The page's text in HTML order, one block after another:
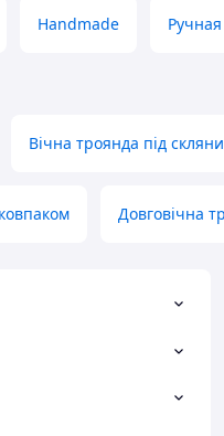
Handmade
Вічна троянда під
Довговічна